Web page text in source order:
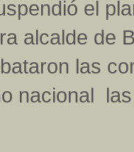
el
alcalde de
las
nacional